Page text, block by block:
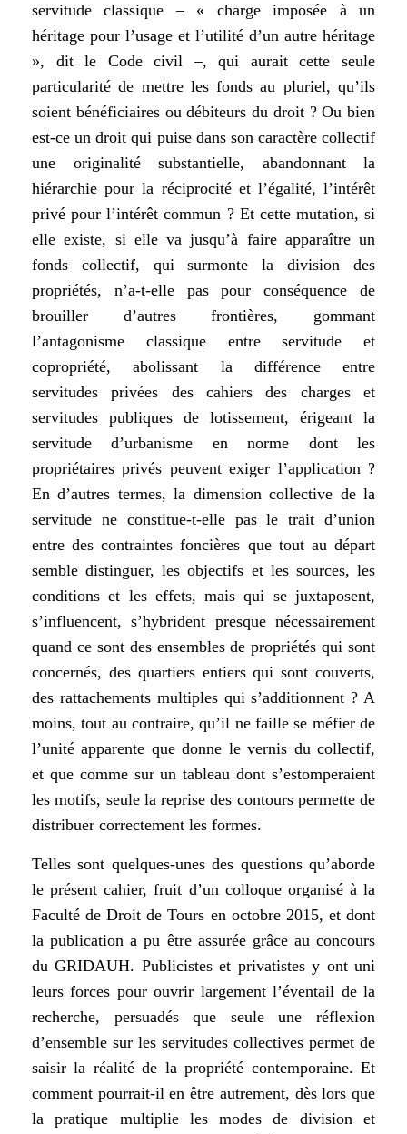
servitude classique – « charge imposée à un
héritage pour l’usage et l’utilité d’un autre héritage
», dit le Code civil –, qui aurait cette seule
particularité de mettre les fonds au pluriel, qu’ils
soient bénéficiaires ou débiteurs du droit ? Ou bien
est-ce un droit qui puise dans son caractère collectif
une originalité substantielle, abandonnant la
hiérarchie pour la réciprocité et l’égalité, l’intérêt
privé pour l’intérêt commun ? Et cette mutation, si
elle existe, si elle va jusqu’à faire apparaître un
fonds collectif, qui surmonte la division des
propriétés, n’a-t-elle pas pour conséquence de
brouiller d’autres frontières, gommant
l’antagonisme classique entre servitude et
copropriété, abolissant la différence entre
servitudes privées des cahiers des charges et
servitudes publiques de lotissement, érigeant la
servitude d’urbanisme en norme dont les
propriétaires privés peuvent exiger l’application ?
En d’autres termes, la dimension collective de la
servitude ne constitue-t-elle pas le trait d’union
entre des contraintes foncières que tout au départ
semble distinguer, les objectifs et les sources, les
conditions et les effets, mais qui se juxtaposent,
s’influencent, s’hybrident presque nécessairement
quand ce sont des ensembles de propriétés qui sont
concernés, des quartiers entiers qui sont couverts,
des rattachements multiples qui s’additionnent ? A
moins, tout au contraire, qu’il ne faille se méfier de
l’unité apparente que donne le vernis du collectif,
et que comme sur un tableau dont s’estomperaient
les motifs, seule la reprise des contours permette de
distribuer correctement les formes.
Telles sont quelques-unes des questions qu’aborde
le présent cahier, fruit d’un colloque organisé à la
Faculté de Droit de Tours en octobre 2015, et dont
la publication a pu être assurée grâce au concours
du GRIDAUH. Publicistes et privatistes y ont uni
leurs forces pour ouvrir largement l’éventail de la
recherche, persuadés que seule une réflexion
d’ensemble sur les servitudes collectives permet de
saisir la réalité de la propriété contemporaine. Et
comment pourrait-il en être autrement, dès lors que
la pratique multiplie les modes de division et